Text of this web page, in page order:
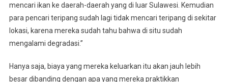
mencari ikan ke daerah-daerah yang di luar Sulawesi. Kemudian
para pencari teripang sudah lagi tidak mencari teripang di sekitar
lokasi, karena mereka sudah tahu bahwa di situ sudah
mengalami degradasi.”
Hanya saja, biaya yang mereka keluarkan itu akan jauh lebih
besar dibanding dengan apa yang mereka praktikkan